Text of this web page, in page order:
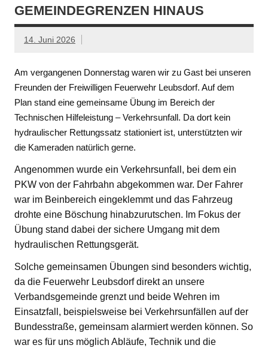
GEMEINDEGRENZEN HINAUS
14. Juni 2026
Am vergangenen Donnerstag waren wir zu Gast bei unseren
Freunden der Freiwilligen Feuerwehr Leubsdorf. Auf dem
Plan stand eine gemeinsame Übung im Bereich der
Technischen Hilfeleistung – Verkehrsunfall. Da dort kein
hydraulischer Rettungssatz stationiert ist, unterstützten wir
die Kameraden natürlich gerne.
Angenommen wurde ein Verkehrsunfall, bei dem ein
PKW von der Fahrbahn abgekommen war. Der Fahrer
war im Beinbereich eingeklemmt und das Fahrzeug
drohte eine Böschung hinabzurutschen. Im Fokus der
Übung stand dabei der sichere Umgang mit dem
hydraulischen Rettungsgerät.
Solche gemeinsamen Übungen sind besonders wichtig,
da die Feuerwehr Leubsdorf direkt an unsere
Verbandsgemeinde grenzt und beide Wehren im
Einsatzfall, beispielsweise bei Verkehrsunfällen auf der
Bundesstraße, gemeinsam alarmiert werden können. So
war es für uns möglich Abläufe, Technik und die